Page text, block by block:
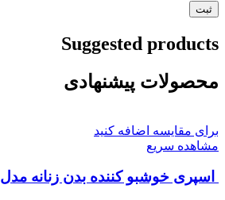
Suggested products
محصولات پیشنهادی
برای مقایسه اضافه کنید
مشاهده سریع
اسپری خوشبو کننده بدن زنانه مدل ROMA